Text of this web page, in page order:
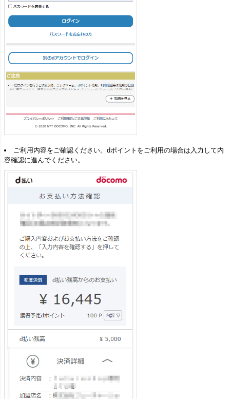
ご利用内容をご確認ください。dポイントをご利用の場合は入力して内
容確認に進んでください。